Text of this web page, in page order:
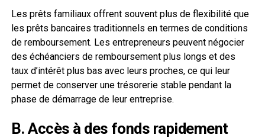
Les prêts familiaux offrent souvent plus de flexibilité que
les prêts bancaires traditionnels en termes de conditions
de remboursement. Les entrepreneurs peuvent négocier
des échéanciers de remboursement plus longs et des
taux d’intérêt plus bas avec leurs proches, ce qui leur
permet de conserver une trésorerie stable pendant la
phase de démarrage de leur entreprise.
B. Accès à des fonds rapidement